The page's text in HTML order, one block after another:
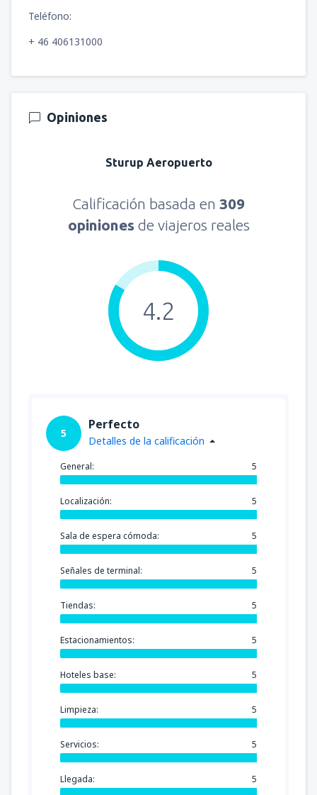
Teléfono:
+ 46 406131000
Opiniones
Sturup Aeropuerto
Calificación basada en 309
opiniones de viajeros reales
4.2
5
Perfecto
Detalles de la calificación
General: 5
Localización: 5
Sala de espera cómoda: 5
Señales de terminal: 5
Tiendas: 5
Estacionamientos: 5
Hoteles base: 5
Limpieza: 5
Servicios: 5
Llegada: 5